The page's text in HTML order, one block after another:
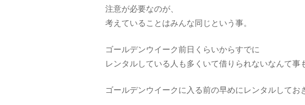
注意が必要なのが、
考えていることはみんな同じという事。
ゴールデンウイーク前日くらいからすでに
レンタルしている人も多くいて借りられないなんて事
ゴールデンウイークに入る前の早めにレンタルしてお